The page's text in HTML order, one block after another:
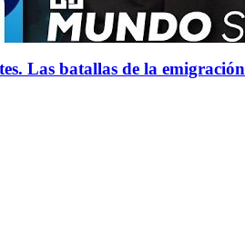
Las batallas de la emigración